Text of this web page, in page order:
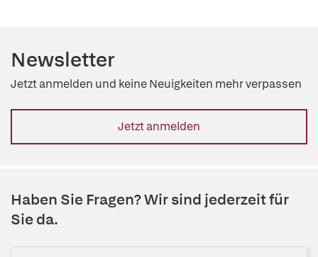
Newsletter
Jetzt anmelden und keine Neuigkeiten mehr verpassen
Jetzt anmelden
Haben Sie Fragen? Wir sind jederzeit für
Sie da.